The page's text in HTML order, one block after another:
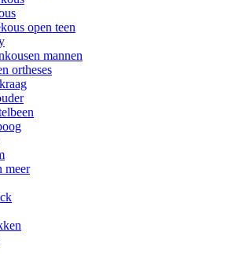
open teen
mannen
ortheses
meer